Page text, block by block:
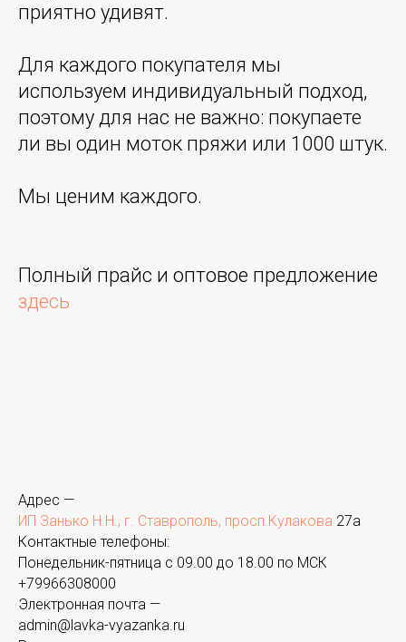
приятно удивят.
Для каждого покупателя мы
используем индивидуальный подход,
поэтому для нас не важно: покупаете
ли вы один моток пряжи или 1000 штук.
Мы ценим каждого.
Полный прайс и оптовое предложение
здесь
Адрес —
ИП Занько Н.Н., г. Ставрополь, просп.Кулакова 27а
Контактные телефоны:
Понедельник-пятница с 09.00 до 18.00 по МСК
+79966308000
Электронная почта —
admin@lavka-vyazanka.ru